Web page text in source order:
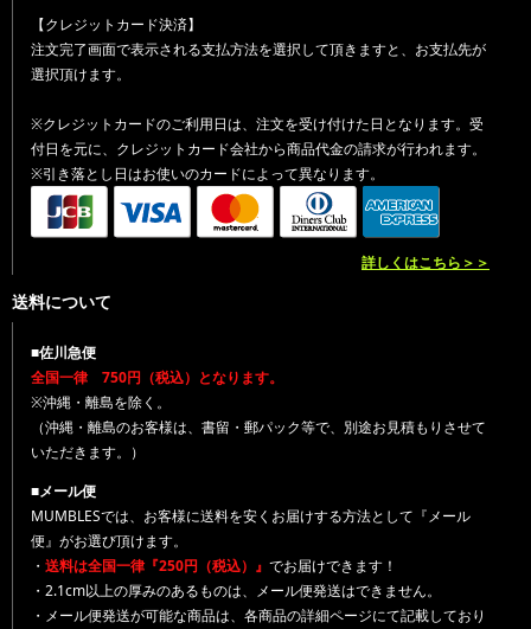
【クレジットカード決済】
注文完了画面で表示される支払方法を選択して頂きますと、お支払先が
選択頂けます。
※クレジットカードのご利用日は、注文を受け付けた日となります。受
付日を元に、クレジットカード会社から商品代金の請求が行われます。
※引き落とし日はお使いのカードによって異なります。
詳しくはこちら＞＞
送料について
■佐川急便
全国一律 750円（税込）となります。
※沖縄・離島を除く。
（沖縄・離島のお客様は、書留・郵パック等で、別途お見積もりさせて
いただきます。）
■メール便
MUMBLESでは、お客様に送料を安くお届けする方法として『メール
便』がお選び頂けます。
・ 送料は全国一律『250円（税込）』 でお届けできます！
・2.1cm以上の厚みのあるものは、メール便発送はできません。
・メール便発送が可能な商品は、各商品の詳細ページにて記載しており